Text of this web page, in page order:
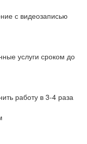
с видеозаписью
услуги сроком до
работу в 3-4 раза